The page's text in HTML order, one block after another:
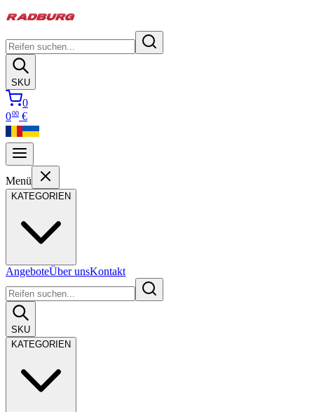
SKU
0
000 €
Menü
KATEGORIEN
AngeboteÜber unsKontakt
SKU
KATEGORIEN